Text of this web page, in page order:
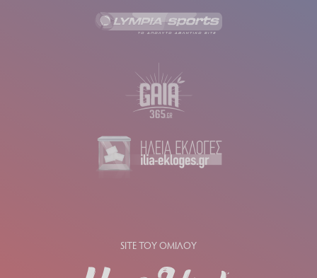
SITE ΤΟΥ ΟΜΙΛΟΥ